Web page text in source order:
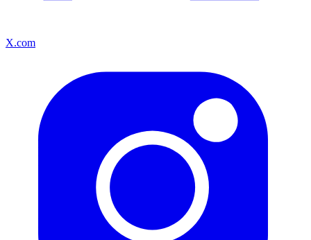
X.com